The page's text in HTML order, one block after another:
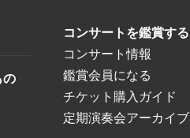
の
コンサートを鑑賞する
コンサート情報
鑑賞会員になる
チケット購入ガイド
定期演奏会アーカイブ